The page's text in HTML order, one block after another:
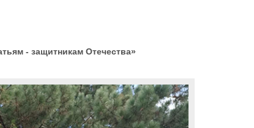
- защитникам Отечества»